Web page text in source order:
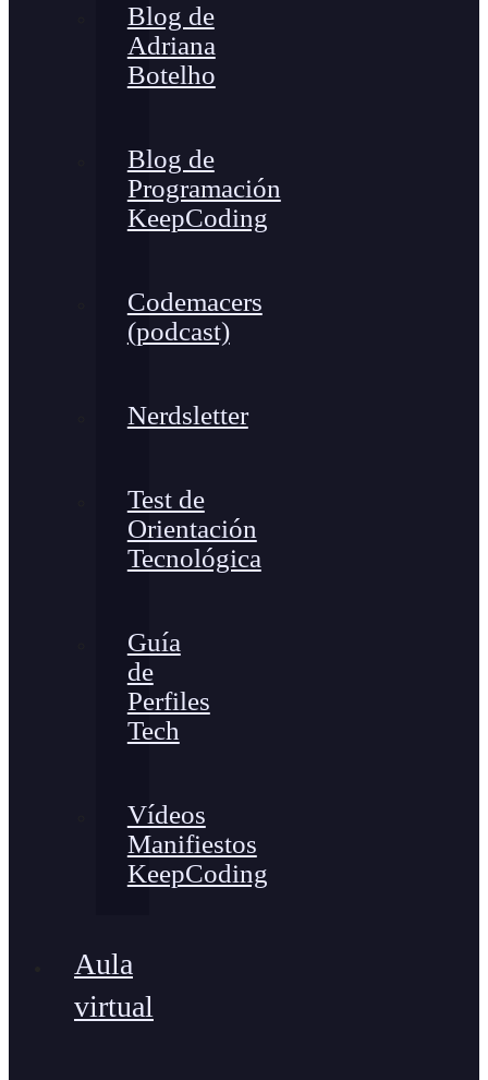
Blog de
Adriana
Botelho
Blog de
Programación
KeepCoding
Codemacers
(podcast)
Nerdsletter
Test de
Orientación
Tecnológica
Guía
de
Perfiles
Tech
Vídeos
Manifiestos
KeepCoding
Aula
virtual